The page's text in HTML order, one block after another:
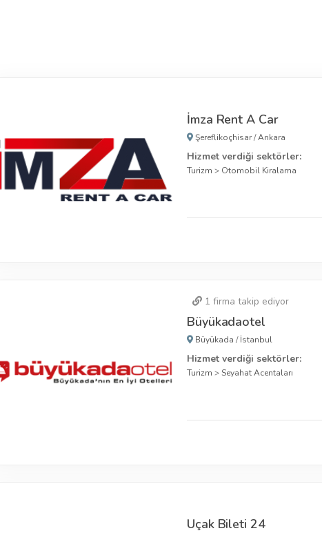
İmza Rent A Car
Şereflikoçhisar/Ankara
Hizmet verdiği sektörler:
Turizm > Otomobil Kiralama
1 firma takip ediyor
Büyükadaotel
Büyükada /İstanbul
Hizmet verdiği sektörler:
Turizm > Seyahat Acentaları
Uçak Bileti 24